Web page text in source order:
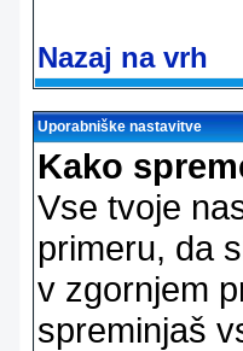
Nazaj na vrh
Uporabniške nastavitve
Kako
Vse tvoje
primeru, da
v zgornjem
spreminjaš